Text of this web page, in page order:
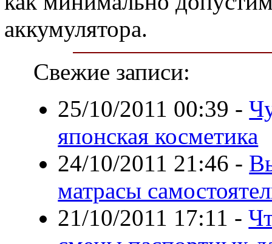
аккумулятора.
Свежие записи:
25/10/2011 00:39 -
японская косметика
24/10/2011 21:46 -
матрасы
21/10/2011 17:11 -